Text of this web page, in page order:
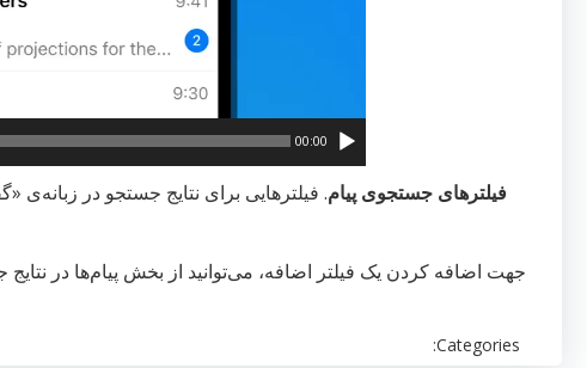
00:00
فیلترهای جستجوی پیام. فیلترهایی برای نتایج جستجو در زبانه‌ی
جهت اضافه کردن یک فیلتر اضافه، می‌توانید از بخش پیام‌ها در
Categories: